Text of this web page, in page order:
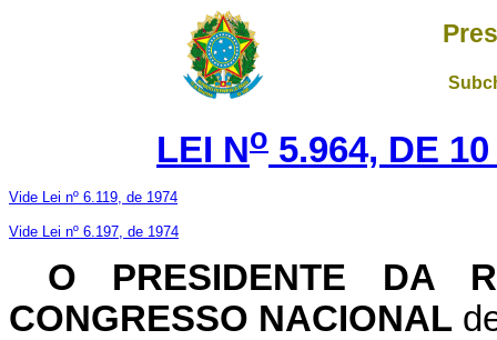
LEI No 5.964, DE
Vide Lei nº 6.119, de 1974
Vide Lei nº 6.197, de 1974
O PRESIDENTE DA
CONGRESSO NACIONAL